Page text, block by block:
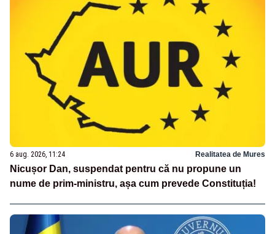
6 aug. 2026, 11:24 Realitatea de Mures
Nicușor Dan, suspendat pentru că nu propune un
nume de prim-ministru, așa cum prevede Constituția!